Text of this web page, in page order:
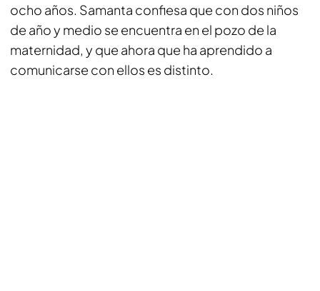
ocho años. Samanta confiesa que con dos niños
de año y medio se encuentra en el pozo de la
maternidad, y que ahora que ha aprendido a
comunicarse con ellos es distinto.